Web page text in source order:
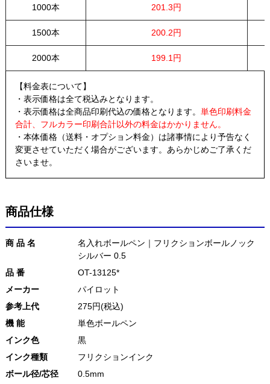
1000本 201.3円
1500本 200.2円
2000本 199.1円
【料金表について】
・表示価格は全て税込みとなります。
・表示価格は全商品印刷代込の価格となります。 単色印刷料金
合計、フルカラー印刷合計以外の料金はかかりません。
・本体価格（送料・オプション料金）は諸事情により予告なく
変更させていただく場合がございます。あらかじめご了承くだ
さいませ。
商品仕様
商 品 名
名入れボールペン｜フリクションボールノック
シルバー 0.5
品 番
OT-13125*
メーカー
パイロット
参考上代
275円(税込)
機 能
単色ボールペン
インク色
黒
インク種類
フリクションインク
ボール径/芯径
0.5mm